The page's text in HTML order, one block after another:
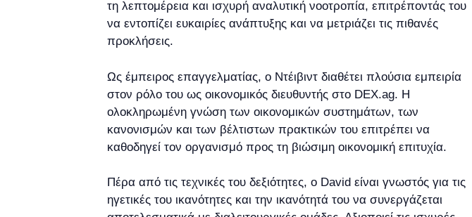
τη λεπτομέρεια και ισχυρή αναλυτική νοοτροπία, επιτρέποντάς του
να εντοπίζει ευκαιρίες ανάπτυξης και να μετριάζει τις πιθανές
προκλήσεις.
Ως έμπειρος επαγγελματίας, ο Ντέιβιντ διαθέτει πλούσια εμπειρία
στον ρόλο του ως οικονομικός διευθυντής στο DEX.ag. Η
ολοκληρωμένη γνώση των οικονομικών συστημάτων, των
κανονισμών και των βέλτιστων πρακτικών του επιτρέπει να
καθοδηγεί τον οργανισμό προς τη βιώσιμη οικονομική επιτυχία.
Πέρα από τις τεχνικές του δεξιότητες, ο David είναι γνωστός για τις
ηγετικές του ικανότητες και την ικανότητά του να συνεργάζεται